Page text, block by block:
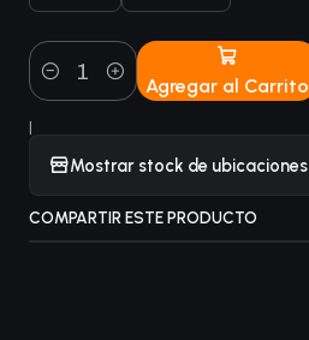
Cantidad Agregar al Carrito
|
Mostrar stock de ubicaciones
COMPARTIR ESTE PRODUCTO